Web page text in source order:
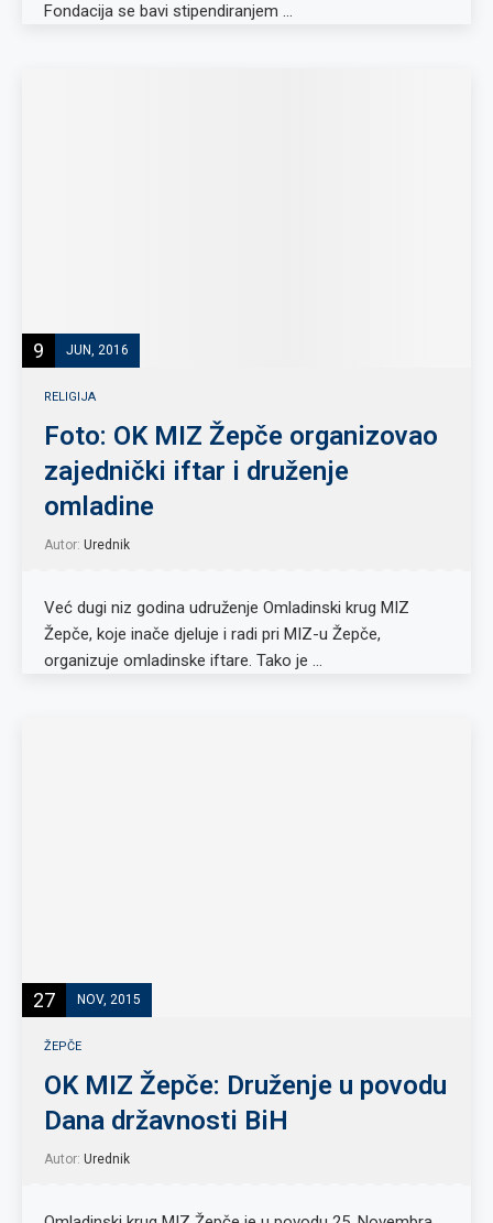
Fondacija se bavi stipendiranjem …
9 JUN, 2016
RELIGIJA
Foto: OK MIZ Žepče organizovao
zajednički iftar i druženje
omladine
Autor: Urednik
Već dugi niz godina udruženje Omladinski krug MIZ
Žepče, koje inače djeluje i radi pri MIZ-u Žepče,
organizuje omladinske iftare. Tako je …
27 NOV, 2015
ŽEPČE
OK MIZ Žepče: Druženje u povodu
Dana državnosti BiH
Autor: Urednik